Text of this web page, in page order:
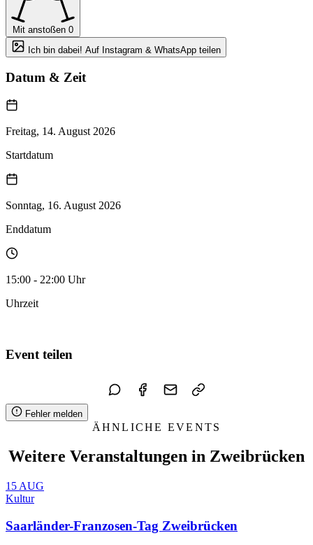
Mit anstoßen 0
Ich bin dabei! Auf Instagram & WhatsApp teilen
Datum & Zeit
Freitag, 14. August 2026
Startdatum
Sonntag, 16. August 2026
Enddatum
15:00 - 22:00 Uhr
Uhrzeit
Event teilen
Fehler melden
ÄHNLICHE EVENTS
Weitere Veranstaltungen in Zweibrücken
15 AUG
Kultur
Saarländer-Franzosen-Tag Zweibrücken